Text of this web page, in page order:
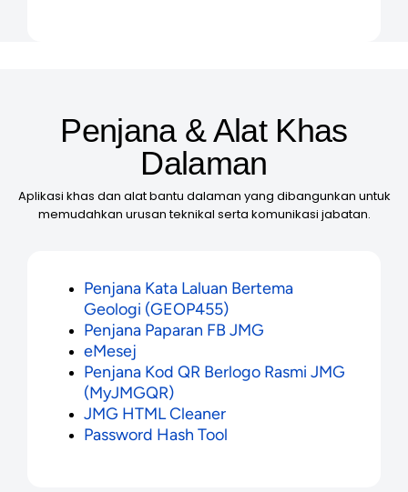
Penjana & Alat Khas
Dalaman
Aplikasi khas dan alat bantu dalaman yang dibangunkan untuk
memudahkan urusan teknikal serta komunikasi jabatan.
Penjana Kata Laluan Bertema
Geologi (GEOP455)
Penjana Paparan FB JMG
eMesej
Penjana Kod QR Berlogo Rasmi JMG
(MyJMGQR)
JMG HTML Cleaner
Password Hash Tool